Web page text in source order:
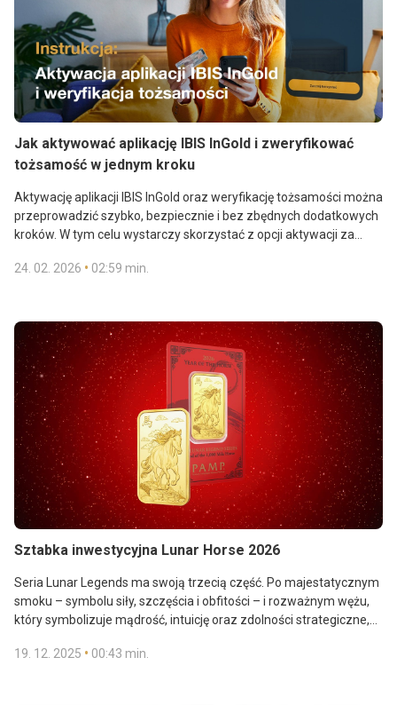
Jak aktywować aplikację IBIS InGold i zweryfikować
tożsamość w jednym kroku
Aktywację aplikacji IBIS InGold oraz weryfikację tożsamości można
przeprowadzić szybko, bezpiecznie i bez zbędnych dodatkowych
kroków. W tym celu wystarczy skorzystać z opcji aktywacji za
wymagane czynności w jeden spójny, płynny proces. Ta metoda
dostęp do wszystkich funkcji aplikacji.
Szukasz instrukcji wyjaśniającej, jak zweryfikować tożsamość z
wykorzystaniem skanu twarzy? Przejdźtutaj .
24. 02. 2026 • 02:59 min.
Sztabka inwestycyjna Lunar Horse 2026
Seria Lunar Legends ma swoją trzecią część. Po majestatycznym
smoku – symbolu siły, szczęścia i obfitości – i rozważnym wężu,
który symbolizuje mądrość, intuicję oraz zdolności strategiczne,
ambicje. Lunar Horse szwajcarskiej rafinerii PAMP łączy chiński
19. 12. 2025 • 00:43 min.